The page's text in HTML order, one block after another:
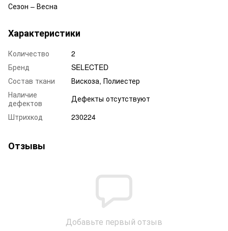
Сезон – Весна
Характеристики
Количество
2
Бренд
SELECTED
Состав ткани
Вискоза, Полиестер
Наличие
дефектов
Дефекты отсутствуют
Штрихкод
230224
Отзывы
Добавьте первый отзыв